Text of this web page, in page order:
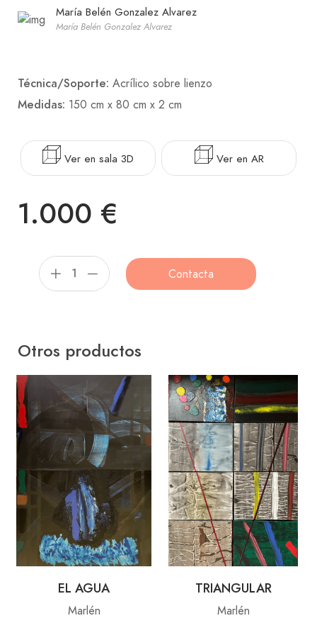
María Belén Gonzalez Alvarez
María Belén Gonzalez Alvarez
Técnica/Soporte: Acrílico sobre lienzo
Medidas: 150 cm x 80 cm x 2 cm
Ver en sala 3D Ver en AR
1.000 €
Contacta
Otros productos
EL AGUA
Marlén
TRIANGULAR
Marlén